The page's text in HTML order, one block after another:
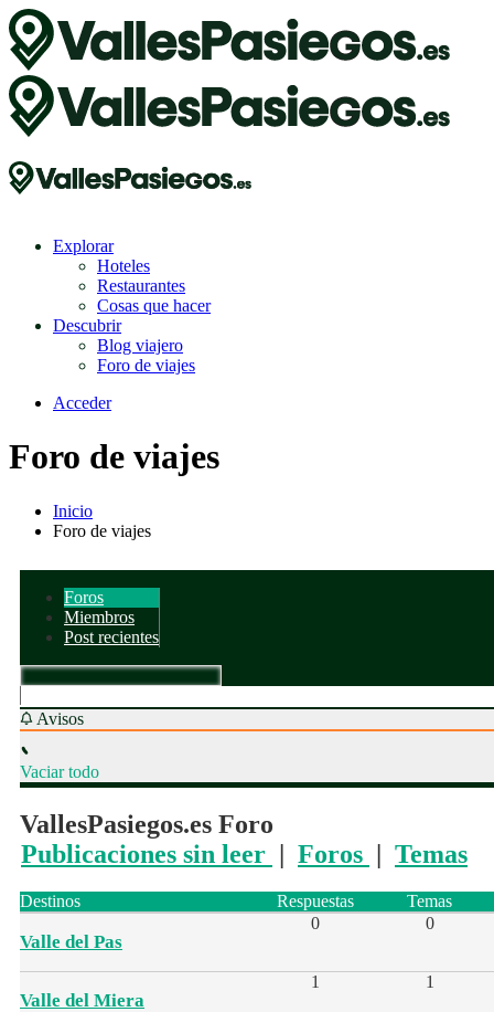
Explorar
Hoteles
Restaurantes
Cosas que hacer
Descubrir
Blog viajero
Foro de viajes
Acceder
Foro de viajes
Inicio
Foro de viajes
Foros
Miembros
Post recientes
Avisos
Vaciar todo
VallesPasiegos.es Foro
Publicaciones sin leer | Foros | Temas
Destinos Respuestas Temas
Valle del Pas
0 0
Valle del Miera
1 1